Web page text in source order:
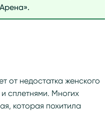
от недостатка женского
сплетнями. Многих
которая похитила